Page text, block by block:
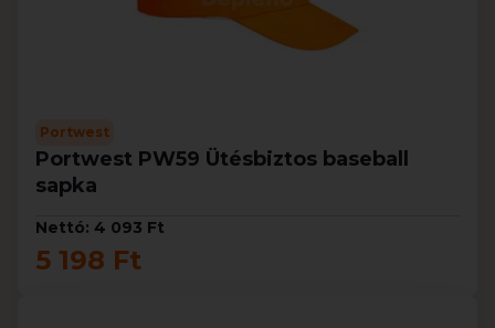
Portwest
Portwest PW59 Ütésbiztos baseball
sapka
Nettó: 4 093 Ft
5 198 Ft